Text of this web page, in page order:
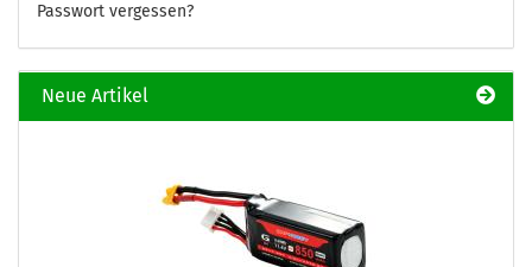
Passwort vergessen?
Neue Artikel